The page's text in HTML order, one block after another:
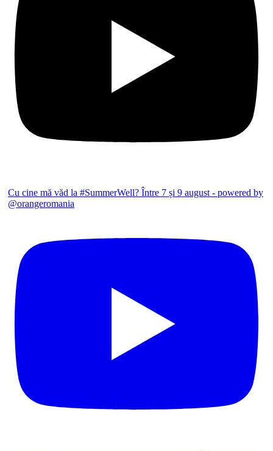
Cu cine mă văd la #SummerWell? Între 7 și 9 august - powered by
@orangeromania